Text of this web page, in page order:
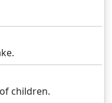
children.